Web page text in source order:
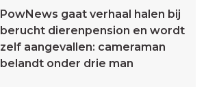
PowNews gaat verhaal halen bij
berucht dierenpension en wordt
zelf aangevallen: cameraman
belandt onder drie man